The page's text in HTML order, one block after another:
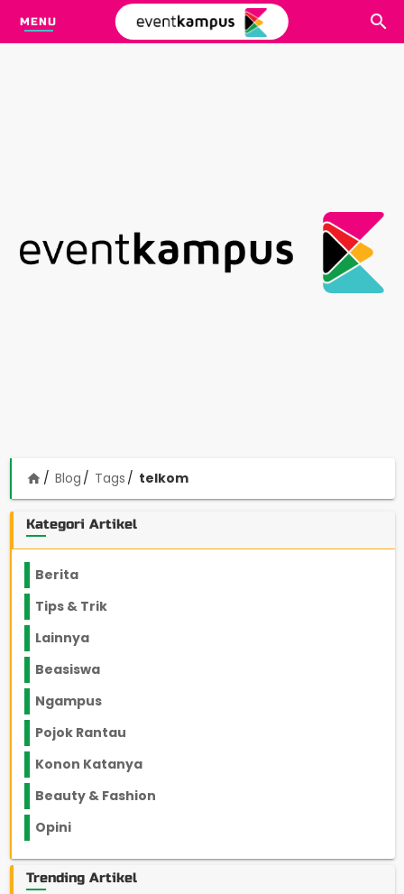
MENU
home Blog Tags telkom
Kategori Artikel
Berita
Tips & Trik
Lainnya
Beasiswa
Ngampus
Pojok Rantau
Konon Katanya
Beauty & Fashion
Opini
Trending Artikel